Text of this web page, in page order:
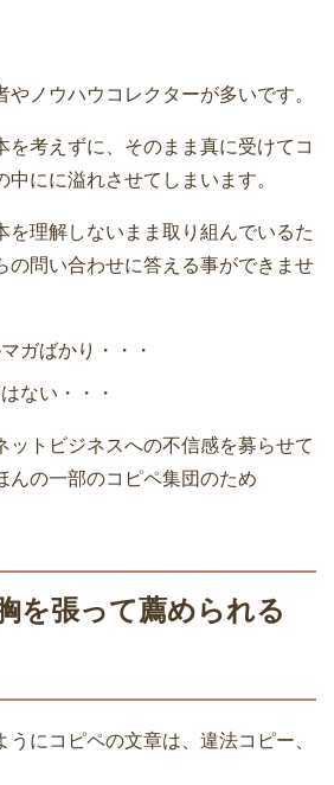
やノウハウコレクターが多いです。
を考えずに、そのまま真に受けてコ
中にに溢れさせてしまいます。
を理解しないまま取り組んでいるた
の問い合わせに答える事ができませ
ガばかり・・・
ない・・・
ットビジネスへの不信感を募らせて
んの一部のコピペ集団のため
を張って薦められる
うにコピペの文章は、違法コピー、